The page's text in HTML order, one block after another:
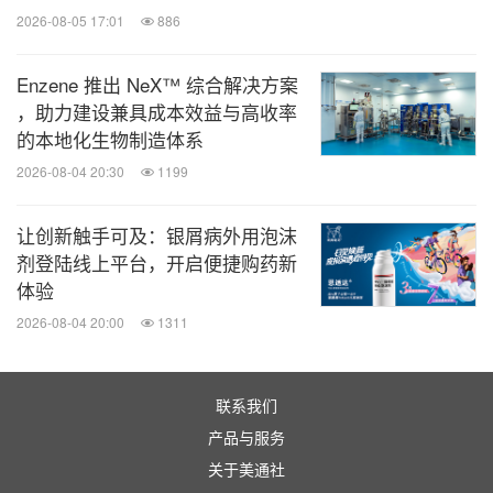
2026-08-05 17:01 886
Enzene 推出 NeX™ 综合解决方案
，助力建设兼具成本效益与高收率
的本地化生物制造体系
2026-08-04 20:30 1199
让创新触手可及：银屑病外用泡沫
剂登陆线上平台，开启便捷购药新
体验
2026-08-04 20:00 1311
联系我们
产品与服务
关于美通社